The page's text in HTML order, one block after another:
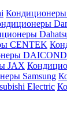
CENTEK
DAICOND
JAX
Samsung
Electric